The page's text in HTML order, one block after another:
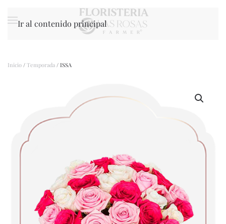
Ir al contenido principal
Inicio / Temporada / ISSA